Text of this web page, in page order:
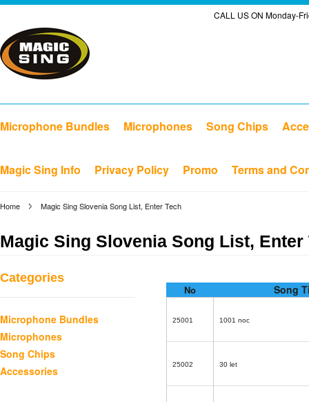
CALL US ON Monday-
Microphone Bundles Microphones Song Chips
Magic Sing Info Privacy Policy Promo Terms and
Home Magic Sing Slovenia Song List, Enter Tech
Magic Sing Slovenia Song List, Enter
Categories
Microphone Bundles
Microphones
Song Chips
Accessories
No Song
25001 1001 noc
25002 30 let